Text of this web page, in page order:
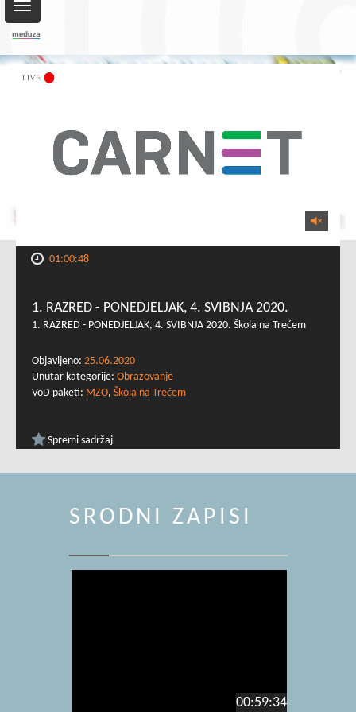
Toggle
navigation
01:00:48
1. RAZRED - PONEDJELJAK, 4. SVIBNJA 2020.
1. RAZRED - PONEDJELJAK, 4. SVIBNJA 2020. Škola na Trećem
Objavljeno: 25.06.2020
Unutar kategorije: Obrazovanje
VoD paketi: MZO, Škola na Trećem
Spremi sadržaj
SRODNI ZAPISI
00:59:34